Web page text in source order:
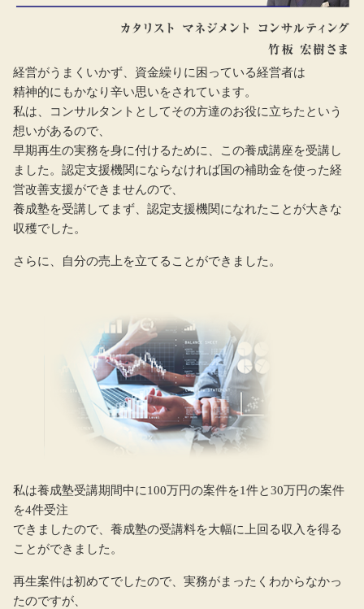
経営がうまくいかず、資金繰りに困っている経営者は
精神的にもかなり辛い思いをされています。
私は、コンサルタントとしてその方達のお役に立ちたという
想いがあるので、
早期再生の実務を身に付けるために、この養成講座を受講し
ました。認定支援機関にならなければ国の補助金を使った経
営改善支援ができませんので、
養成塾を受講してまず、認定支援機関になれたことが大きな
収穫でした。
さらに、自分の売上を立てることができました。
私は養成塾受講期間中に100万円の案件を1件と30万円の案件
を4件受注
できましたので、養成塾の受講料を大幅に上回る収入を得る
ことができました。
再生案件は初めてでしたので、実務がまったくわからなかっ
たのですが、